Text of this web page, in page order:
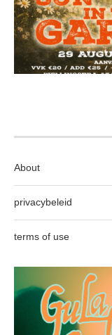
About
privacybeleid
terms of use